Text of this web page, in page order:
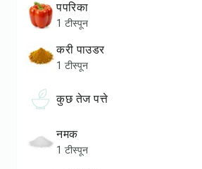
पपरिका
1 टीस्पून
करी पाउडर
1 टीस्पून
कुछ तेज पत्ते
नमक
1 टीस्पून